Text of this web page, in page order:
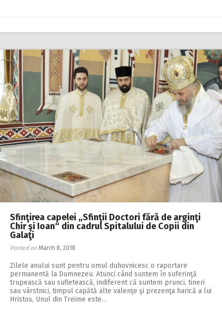
Sfinţirea capelei „Sfinţii Doctori fără de arginţi
Chir şi Ioan“ din cadrul Spitalului de Copii din
Galaţi
Posted on March 8, 2018
Zilele anului sunt pentru omul duhovnicesc o raportare
permanentă la Dumnezeu. Atunci când suntem în suferinţă
trupească sau sufletească, indiferent că suntem prunci, tineri
sau vârstnici, timpul capătă alte valenţe şi prezenţa harică a lui
Hristos, Unul din Treime este…